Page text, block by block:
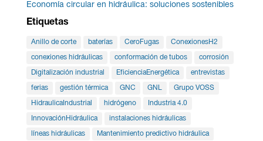
Economía circular en hidráulica: soluciones sostenibles
Etiquetas
Anillo de corte baterías CeroFugas ConexionesH2
conexiones hidráulicas conformación de tubos corrosión
Digitalización industrial EficienciaEnergética entrevistas
ferias gestión térmica GNC GNL Grupo VOSS
HidraulicaIndustrial hidrógeno Industria 4.0
InnovaciónHidráulica instalaciones hidráulicas
líneas hidráulicas Mantenimiento predictivo hidráulica